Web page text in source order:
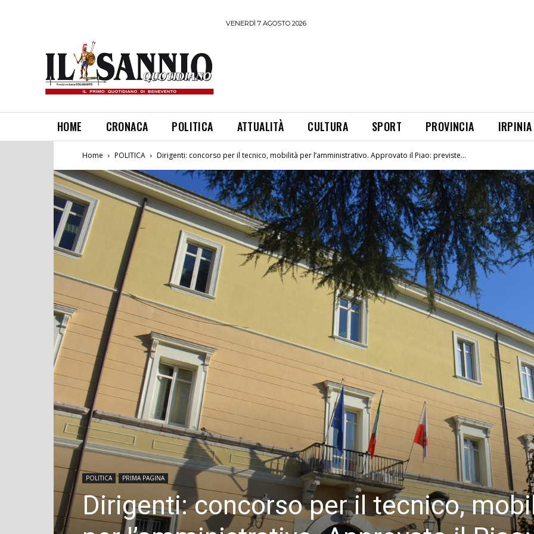
VENERDÌ 7 AGOSTO 2026
HOME CRONACA POLITICA ATTUALITÀ CULTURA SPORT PROVINCIA IRPINIA
Home POLITICA Dirigenti: concorso per il tecnico, mobilità per l’amministrativo. Approvato il Piao: previste...
POLITICA PRIMA PAGINA
Dirigenti: concorso per il tecnico,